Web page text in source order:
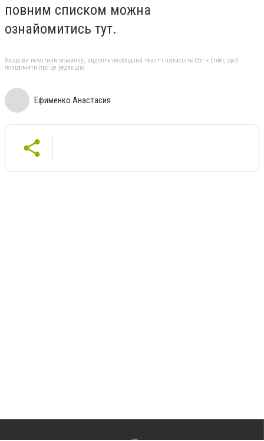
повним списком можна
ознайомитись тут.
Якщо ви помітили помилку, виділіть необхідний текст і натисніть Ctrl + Enter, щоб
повідомити про це редакцію
Ефименко Анастасия